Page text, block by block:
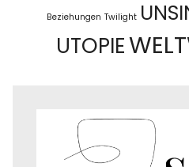
Beziehungen Twilight
UTOPIE